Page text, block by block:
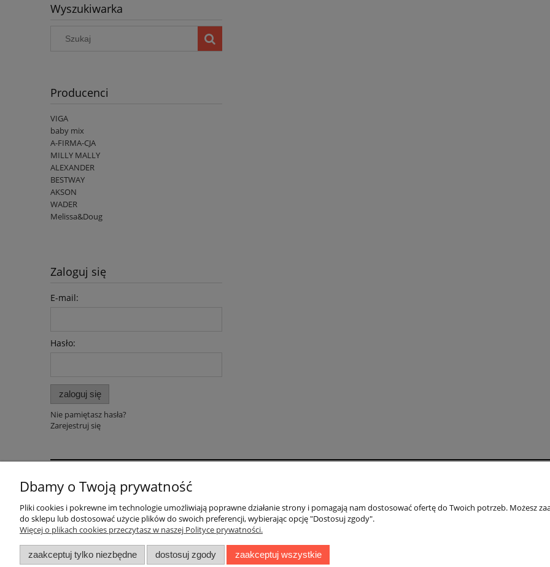
Wyszukiwarka
Producenci
VIGA
baby mix
A-FIRMA-CJA
MILLY MALLY
ALEXANDER
BESTWAY
AKSON
WADER
Melissa&Doug
Zaloguj się
E-mail:
Hasło:
zaloguj się
Nie pamiętasz hasła?
Zarejestruj się
Pomoc
Polityka prywatności
Regulaminy
Faktury i paragony
Koszty dostawy
Sposoby płatności
Twoje zamówienia
Ustawienia konta
Gwarancja
Dbamy o Twoją prywatność
Pliki cookies i pokrewne im technologie umożliwiają poprawne działanie strony i pomagają nam dostosować ofertę do Twoich potrzeb. Możesz
do sklepu lub dostosować użycie plików do swoich preferencji, wybierając opcję "Dostosuj zgody".
Więcej o plikach cookies przeczytasz w naszej Polityce prywatności.
zaakceptuj tylko niezbędne dostosuj zgody zaakceptuj wszystkie